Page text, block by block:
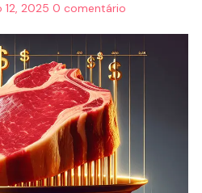
2025 0 comentário